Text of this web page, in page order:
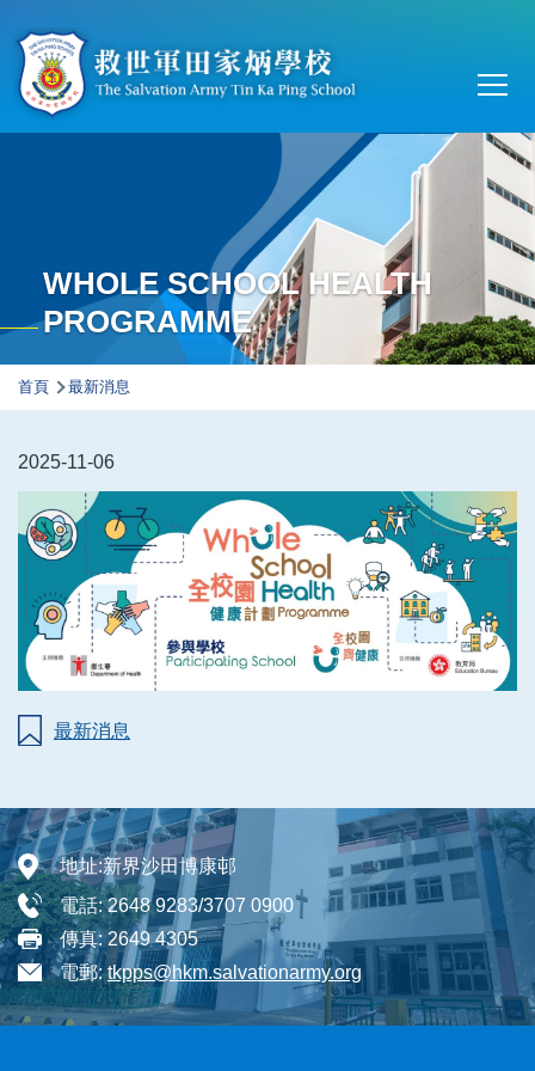
Main
WHOLE SCHOOL HEALTH
PROGRAMME
導
連
結
首頁 最新消息
2025-11-06
最新消息
地址:新界沙田博康邨
電話:2648 9283/3707 0900
傳真:2649 4305
電郵:tkpps@hkm.salvationarmy.org